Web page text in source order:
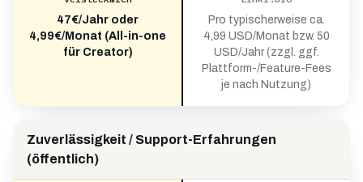
47€/Jahr oder
4,99€/Monat (All-in-one
für Creator)
Pro typischerweise ca.
4,99 USD/Monat bzw. 50
USD/Jahr (zzgl. ggf.
Plattform-/Feature-Fees
je nach Nutzung)
Zuverlässigkeit / Support-Erfahrungen
(öffentlich)